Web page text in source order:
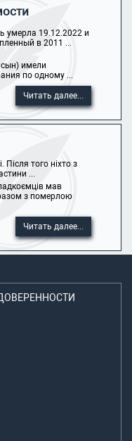
умерла 19.12.2022 и
в 2011 ...
имели
по одному ...
Читать далее...
того ніхто з
...
мав
з померлою
Читать далее...